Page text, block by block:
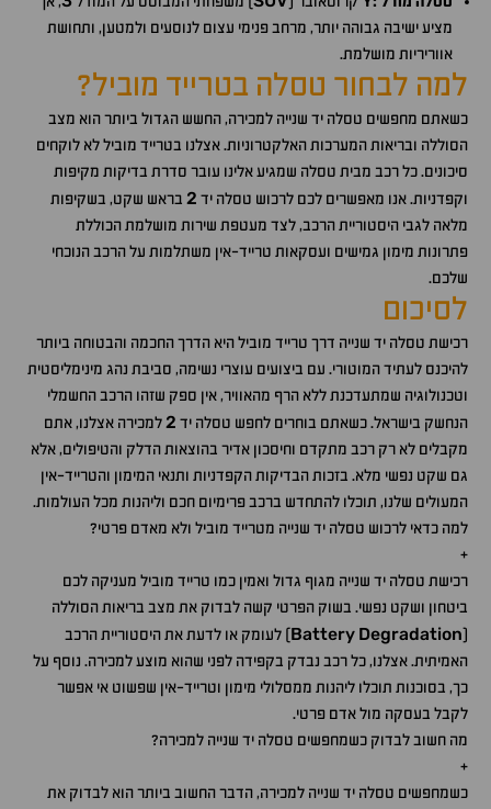
מציע ישיבה גבוהה יותר, מרחב פנימי עצום לנוסעים ולמטען, ותחושת
אווריריות מושלמת.
למה לבחור טסלה בטרייד מוביל?
כשאתם מחפשים טסלה יד שנייה למכירה, החשש הגדול ביותר הוא מצב
הסוללה ובריאות המערכות האלקטרוניות. אצלנו בטרייד מוביל לא לוקחים
סיכונים. כל רכב מבית טסלה שמגיע אלינו עובר סדרת בדיקות מקיפות
וקפדניות. אנו מאפשרים לכם לרכוש טסלה יד 2 בראש שקט, בשקיפות
מלאה לגבי היסטוריית הרכב, לצד מעטפת שירות מושלמת הכוללת
פתרונות מימון גמישים ועסקאות טרייד-אין משתלמות על הרכב הנוכחי
שלכם.
לסיכום
רכישת טסלה יד שנייה דרך טרייד מוביל היא הדרך החכמה והבטוחה ביותר
להיכנס לעתיד המוטורי. עם ביצועים עוצרי נשימה, סביבת נהג מינימליסטית
וטכנולוגיה שמתעדכנת ללא הרף מהאוויר, אין ספק שזהו הרכב החשמלי
הנחשק בישראל. כשאתם בוחרים לחפש טסלה יד 2למכירה אצלנו, אתם
מקבלים לא רק רכב מתקדם וחיסכון אדיר בהוצאות הדלק והטיפולים, אלא
גם שקט נפשי מלא. בזכות הבדיקות הקפדניות ותנאי המימון והטרייד-אין
המעולים שלנו, תוכלו להתחדש ברכב פרימיום חכם וליהנות מכל העולמות.
למה כדאי לרכוש טסלה יד שנייה מטרייד מוביל ולא מאדם פרטי?
+
רכישת טסלה יד שנייה מגוף גדול ואמין כמו טרייד מוביל מעניקה לכם
ביטחון ושקט נפשי. בשוק הפרטי קשה לבדוק את מצב בריאות הסוללה
(
Battery Degradation
) לעומק או לדעת את היסטוריית הרכב
האמיתית. אצלנו, כל רכב נבדק בקפידה לפני שהוא מוצע למכירה. נוסף על
כך, בסוכנות תוכלו ליהנות ממסלולי מימון וטרייד-אין שפשוט אי אפשר
לקבל בעסקה מול אדם פרטי.
מה חשוב לבדוק כשמחפשים טסלה יד שנייה למכירה?
+
כשמחפשים טסלה יד שנייה למכירה, הדבר החשוב ביותר הוא לבדוק את